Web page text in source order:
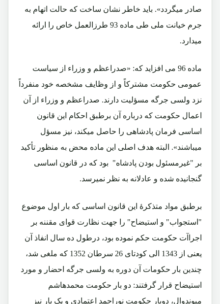
صادر ميگردد». بايد خاطر نشان ساخت که حالت اتهام به
جرم خيانت ملی طی ماده 93 طرزالعمل خاص را ارائه
ميدارد.
ماده 96 می افزايد که: «صدراعظم و وزراء از سياست
عمومی حکومت مشترکاً و از وظايف مشخصه خود منفرداً
نزد ولسی جرگه مسؤليت دارند. صدراعظم و وزراء از آن
اعمال حکومت که درباره آن برطبق احکام اين قانون
اساسی فرمان پادشاهی را حاصل ميکند، نيز مسؤل
میباشند». البته هدف اصلی اين ماده محض به منظور تأکيد
بر "غیرمسئول بودن پادشاه" بود که در قانون اساسی
گنجانیده شده و عادلانه به نظر نمیرسد.
برطبق مواد متذکرۀ این قانون اساسی که بار اول موضوع
"استجواب" و استیضاح" را جهت نظارت قوای مقننه بر
اجراآت حکومت حکم نموده بود، درطول ده سال انفاذ آن
یعنی از 1343 الی کودتای 26 سرطان 1352 که ملغی شد،
چندین بار حکومات آن دوره به ولسی جرگه احضار و مورد
استیضاح قرار گرفتند: دو بار حکومت محمدهاشم
میوندوال، دوبار حکومت نوراحمد اعتمادی و یک بار نیز